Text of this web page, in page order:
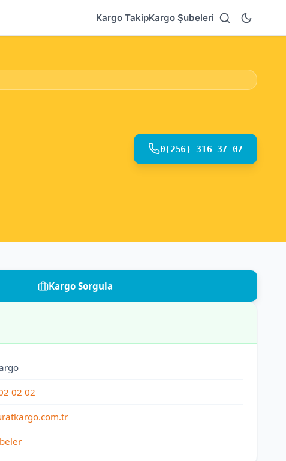
Kargo TakipKargo Şubeleri
0(256) 316 37 07
Kargo Sorgula
02 02